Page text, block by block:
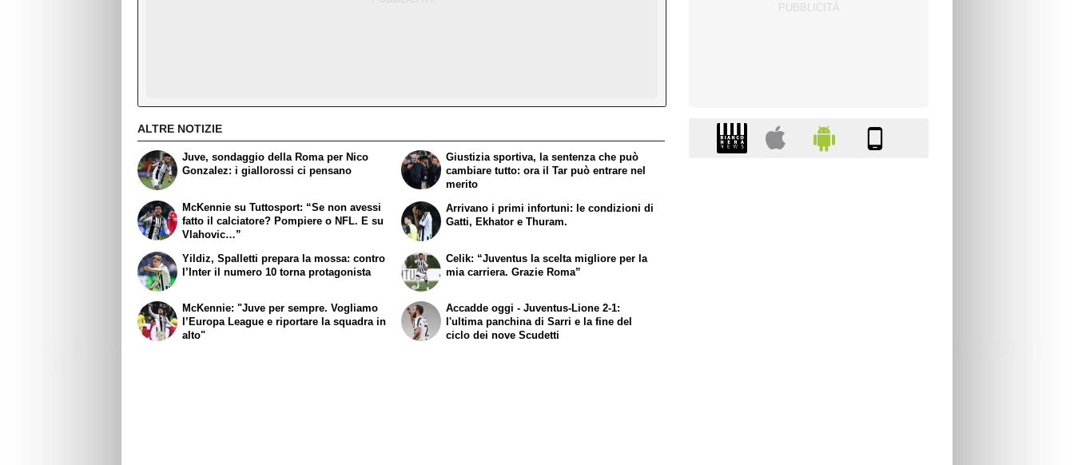
ALTRE NOTIZIE
Juve, sondaggio della Roma per Nico
Gonzalez: i giallorossi ci pensano
McKennie su Tuttosport: “Se non avessi
fatto il calciatore? Pompiere o NFL. E su
Vlahovic…”
Giustizia sportiva, la sentenza che può
cambiare tutto: ora il Tar può entrare nel
merito
Arrivano i primi infortuni: le condizioni di
Gatti, Ekhator e Thuram.
Yildiz, Spalletti prepara la mossa: contro
l’Inter il numero 10 torna protagonista
McKennie: "Juve per sempre. Vogliamo
l’Europa League e riportare la squadra in
alto"
Celik: “Juventus la scelta migliore per la
mia carriera. Grazie Roma”
Accadde oggi - Juventus-Lione 2-1:
l'ultima panchina di Sarri e la fine del
ciclo dei nove Scudetti